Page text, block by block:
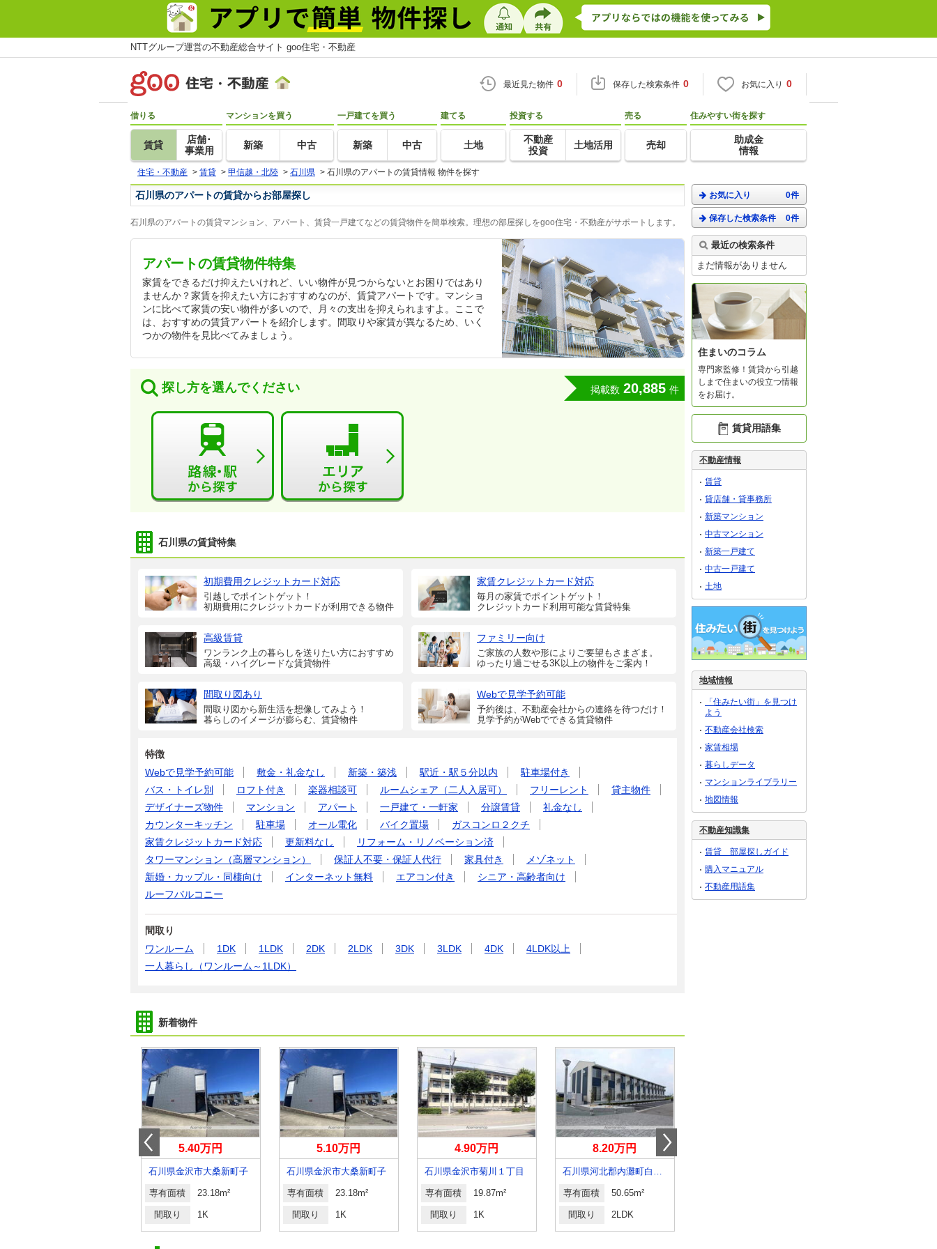
NTTグループ運営の不動産総合サイト goo住宅・不動産
最近見た物件 0 保存した検索条件 0 お気に入り 0
借りる
賃貸
店舗･
事業用
マンションを買う
新築 中古
一戸建てを買う
新築 中古
建てる
土地
投資する
不動産
投資
土地活用
売る
売却
住みやすい街を探す
助成金
情報
住宅・不動産 > 賃貸 > 甲信越・北陸 > 石川県 > 石川県のアパートの賃貸情報 物件を探す
石川県のアパートの賃貸からお部屋探し
石川県のアパートの賃貸マンション、アパート、賃貸一戸建てなどの賃貸物件を簡単検索。理想の部屋探しをgoo住宅・不動産がサポートします。
アパートの賃貸物件特集
家賃をできるだけ抑えたいけれど、いい物件が見つからないとお困りではあり
ませんか？家賃を抑えたい方におすすめなのが、賃貸アパートです。マンショ
ンに比べて家賃の安い物件が多いので、月々の支出を抑えられますよ。ここで
は、おすすめの賃貸アパートを紹介します。間取りや家賃が異なるため、いく
つかの物件を見比べてみましょう。
探し方を選んでください 掲載数 20,885 件
石川県の賃貸特集
初期費用クレジットカード対応
引越しでポイントゲット！
初期費用にクレジットカードが利用できる物件
家賃クレジットカード対応
毎月の家賃でポイントゲット！
クレジットカード利用可能な賃貸特集
高級賃貸
ワンランク上の暮らしを送りたい方におすすめ
高級・ハイグレードな賃貸物件
ファミリー向け
ご家族の人数や形によりご要望もさまざま。
ゆったり過ごせる3K以上の物件をご案内！
間取り図あり
間取り図から新生活を想像してみよう！
暮らしのイメージが膨らむ、賃貸物件
Webで見学予約可能
予約後は、不動産会社からの連絡を待つだけ！
見学予約がWebでできる賃貸物件
特徴
Webで見学予約可能
敷金・礼金なし 新築・築浅 駅近・駅５分以内
駐車場付き
バス・トイレ別
ロフト付き 楽器相談可 ルームシェア（二人入居可） フリーレント
貸主物件
デザイナーズ物件
マンション アパート 一戸建て・一軒家 分譲賃貸
礼金なし
カウンターキッチン
駐車場 オール電化 バイク置場
ガスコンロ２クチ
家賃クレジットカード対応
更新料なし
リフォーム・リノベーション済
タワーマンション（高層マンション）
保証人不要・保証人代行 家具付き
メゾネット
新婚・カップル・同棲向け
インターネット無料 エアコン付き
シニア・高齢者向け
ルーフバルコニー
間取り
ワンルーム
1DK 1LDK 2DK 2LDK 3DK 3LDK 4DK
4LDK以上
一人暮らし（ワンルーム～1LDK）
新着物件
5.40万円
石川県金沢市大桑新町子
専有面積 23.18m²
間取り 1K
5.10万円
石川県金沢市大桑新町子
専有面積 23.18m²
間取り 1K
4.90万円
石川県金沢市菊川１丁目
専有面積 19.87m²
間取り 1K
8.20万円
石川県河北郡内灘町白帆台２丁目
専有面積 50.65m²
間取り 2LDK
お気に入り 0件
保存した検索条件 0件
最近の検索条件
まだ情報がありません
住まいのコラム
専門家監修！賃貸から引越
しまで住まいの役立つ情報
をお届け。
賃貸用語集
不動産情報
賃貸
貸店舗・貸事務所
新築マンション
中古マンション
新築一戸建て
中古一戸建て
土地
地域情報
「住みたい街」を見つけ
よう
不動産会社検索
家賃相場
暮らしデータ
マンションライブラリー
地図情報
不動産知識集
賃貸 部屋探しガイド
購入マニュアル
不動産用語集